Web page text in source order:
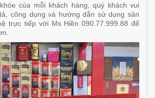
của mỗi khách hàng, quý khách vui
công dụng và hướng dẫn sử dụng sản
trực tiếp với Ms Hiền 090.77.999.88 để